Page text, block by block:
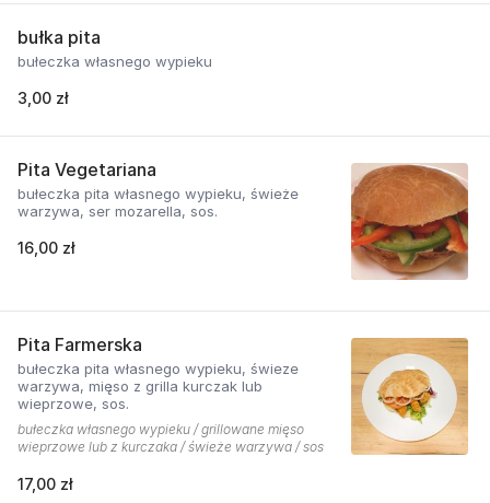
bułka pita
bułeczka własnego wypieku
3,00 zł
Pita Vegetariana
bułeczka pita własnego wypieku, świeże
warzywa, ser mozarella, sos.
16,00 zł
Pita Farmerska
bułeczka pita własnego wypieku, świeze
warzywa, mięso z grilla kurczak lub
wieprzowe, sos.
bułeczka własnego wypieku / grillowane mięso
wieprzowe lub z kurczaka / świeże warzywa / sos
17,00 zł